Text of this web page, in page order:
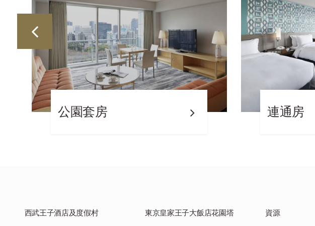
公園套房 連通房
西武王子酒店及度假村 東京皇家王子大飯店花園塔 資源